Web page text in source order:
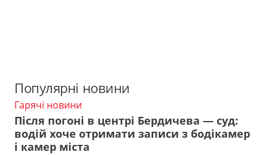
Популярні новини
Гарячі новини
Після погоні в центрі Бердичева — суд:
водій хоче отримати записи з бодікамер
і камер міста